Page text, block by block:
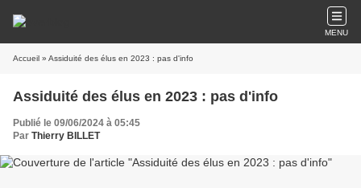
MENU
Accueil » Assiduité des élus en 2023 : pas d'info
Assiduité des élus en 2023 : pas d'info
Publié le 09/06/2024 à 05:45
Par Thierry BILLET